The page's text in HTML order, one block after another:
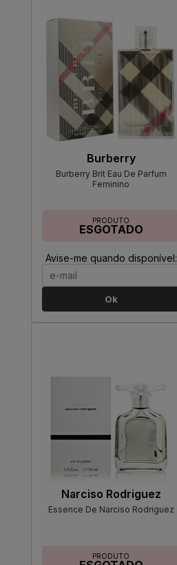
Burberry
Burberry Brit Eau De Parfum
Feminino
PRODUTO
ESGOTADO
Avise-me quando disponível:
Ok
Narciso Rodriguez
Essence De Narciso Rodriguez
PRODUTO